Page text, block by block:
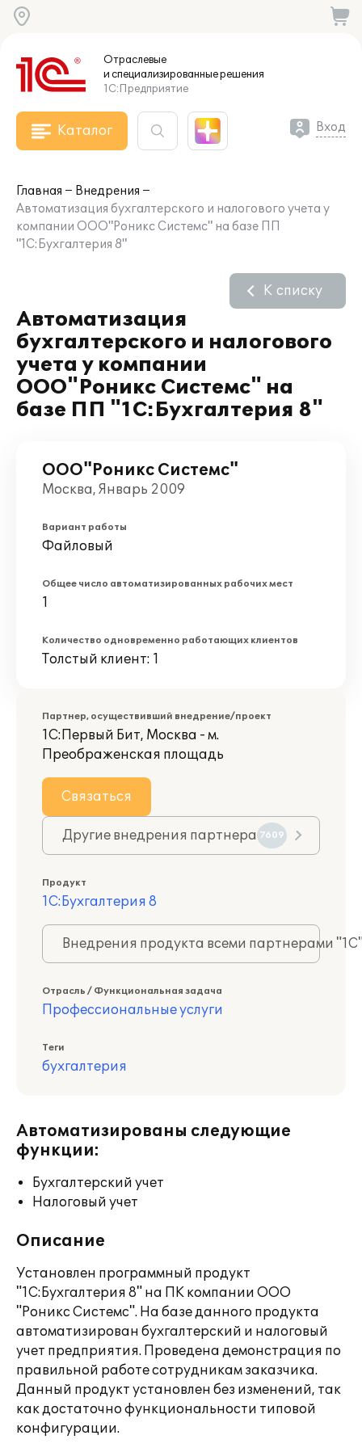
Отраслевые
и специализированныерешения
1С:Предприятие
Каталог Вход
Главная
Внедрения
Автоматизация бухгалтерского и налогового учета у
компании ООО"Роникс Системс" на базе ПП
"1С:Бухгалтерия 8"
Автоматизация
бухгалтерского и налогового
учета у компании
ООО"Роникс Системс" на
базе ПП "1С:Бухгалтерия 8"
К списку
ООО"Роникс Системс"
Москва, Январь 2009
Вариант работы
Файловый
Общее число автоматизированных рабочих мест
1
Количество одновременно работающих клиентов
Толстый клиент: 1
Партнер, осуществивший внедрение/проект
1С:Первый Бит, Москва - м.
Преображенская площадь
Связаться
Другие внедрения партнера 7609
Продукт
1С:Бухгалтерия 8
Внедрения продукта всеми партнерами
Отрасль / Функциональная задача
Профессиональные услуги
Теги
бухгалтерия
Автоматизированы следующие
функции:
Бухгалтерский учет
Налоговый учет
Описание
Установлен программный продукт
"1С:Бухгалтерия 8" на ПК компании ООО
"Роникс Системс". На базе данного продукта
автоматизирован бухгалтерский и налоговый
учет предприятия. Проведена демонстрация по
правильной работе сотрудникам заказчика.
Данный продукт установлен без изменений, так
как достаточно функциональности типовой
конфигурации.